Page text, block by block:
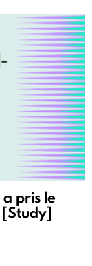
pris le